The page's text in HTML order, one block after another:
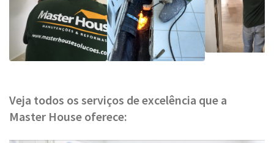
Veja todos os serviços de excelência que a
Master House oferece: